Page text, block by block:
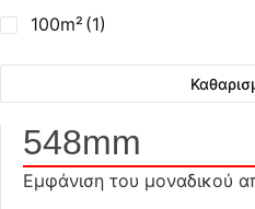
100m² (1)
548mm
Εμφάνιση του μοναδικού